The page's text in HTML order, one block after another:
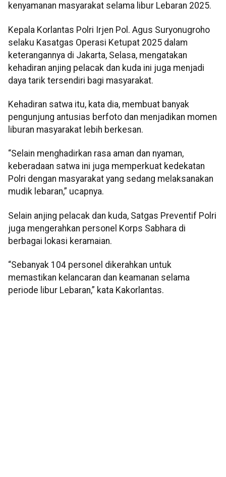
kenyamanan masyarakat selama libur Lebaran 2025.
Kepala Korlantas Polri Irjen Pol. Agus Suryonugroho
selaku Kasatgas Operasi Ketupat 2025 dalam
keterangannya di Jakarta, Selasa, mengatakan
kehadiran anjing pelacak dan kuda ini juga menjadi
daya tarik tersendiri bagi masyarakat.
Kehadiran satwa itu, kata dia, membuat banyak
pengunjung antusias berfoto dan menjadikan momen
liburan masyarakat lebih berkesan.
“Selain menghadirkan rasa aman dan nyaman,
keberadaan satwa ini juga memperkuat kedekatan
Polri dengan masyarakat yang sedang melaksanakan
mudik lebaran,” ucapnya.
Selain anjing pelacak dan kuda, Satgas Preventif Polri
juga mengerahkan personel Korps Sabhara di
berbagai lokasi keramaian.
“Sebanyak 104 personel dikerahkan untuk
memastikan kelancaran dan keamanan selama
periode libur Lebaran,” kata Kakorlantas.